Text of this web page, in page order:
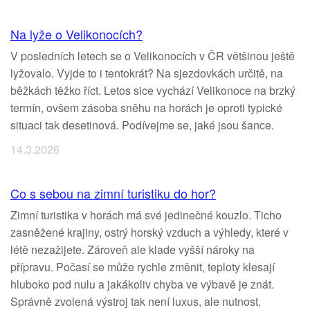
Na lyže o Velikonocích?
V posledních letech se o Velikonocích v ČR většinou ještě
lyžovalo. Vyjde to i tentokrát? Na sjezdovkách určitě, na
běžkách těžko říct. Letos sice vychází Velikonoce na brzký
termín, ovšem zásoba sněhu na horách je oproti typické
situaci tak desetinová. Podívejme se, jaké jsou šance.
14.3.2026
Co s sebou na zimní turistiku do hor?
Zimní turistika v horách má své jedinečné kouzlo. Ticho
zasněžené krajiny, ostrý horský vzduch a výhledy, které v
létě nezažijete. Zároveň ale klade vyšší nároky na
přípravu. Počasí se může rychle změnit, teploty klesají
hluboko pod nulu a jakákoliv chyba ve výbavě je znát.
Správně zvolená výstroj tak není luxus, ale nutnost.